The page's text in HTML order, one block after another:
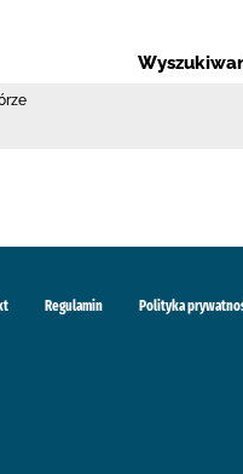
Regulamin Polityka